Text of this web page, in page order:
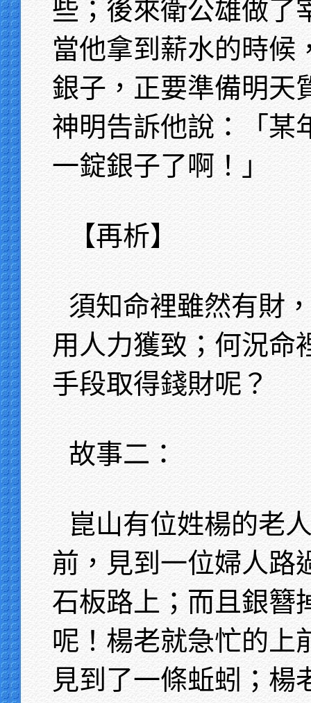
些；後來衛公雄做了
當他拿到薪水的時候
銀子，正要準備明天
神明告訴他說：「某
一錠銀子了啊！」
【再析】
須知命裡雖然有財
用人力獲致；何況命
手段取得錢財呢？
故事二：
崑山有位姓楊的老
前，見到一位婦人路
石板路上；而且銀簪
呢！楊老就急忙的上
見到了一條蚯蚓；楊